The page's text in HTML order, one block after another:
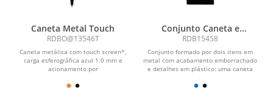
Caneta Metal Touch
RDBO@13546T
Caneta metálica com touch screen*,
carga esferográfica azul 1.0 mm e
acionamento por
Conjunto Caneta e
Lapiseira Metal
RDB15458
Conjunto formado por dois itens em
metal com acabamento emborrachado
e detalhes em plástico: uma caneta